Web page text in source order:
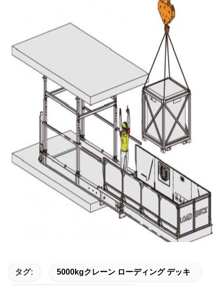
タグ: 5000kgクレーン ローディング デッキ